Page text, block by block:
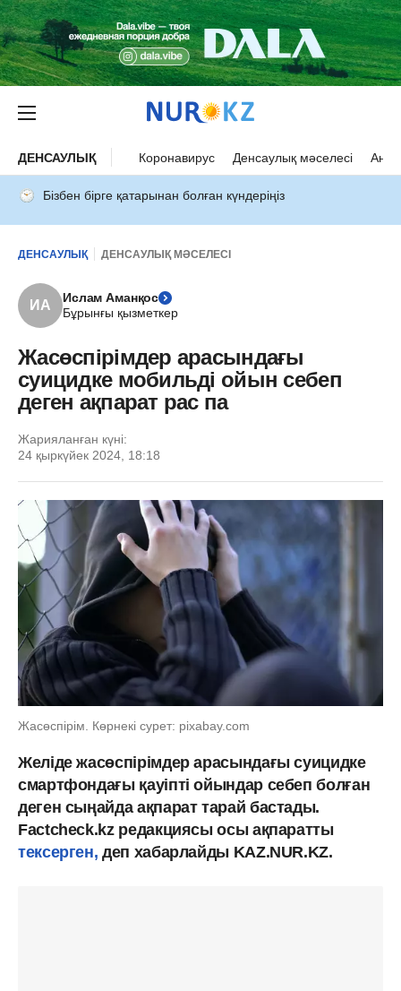
ДЕНСАУЛЫҚ Коронавирус Денсаулық мәселесі Ана
Бізбен бірге қатарынан болған күндеріңіз
ДЕНСАУЛЫҚ ДЕНСАУЛЫҚ МӘСЕЛЕСІ
ИА
Ислам Аманқос
Бұрынғы қызметкер
Жасөспірімдер арасындағы
суицидке мобильді ойын себеп
деген ақпарат рас па
Жарияланған күні:
24 қыркүйек 2024, 18:18
Жасөспірім. Көрнекі сурет: pixabay.com
Желіде жасөспірімдер арасындағы суицидке
смартфондағы қауіпті ойындар себеп болған
деген сыңайда ақпарат тарай бастады.
Factcheck.kz редакциясы осы ақпаратты
тексерген, деп хабарлайды KAZ.NUR.KZ.